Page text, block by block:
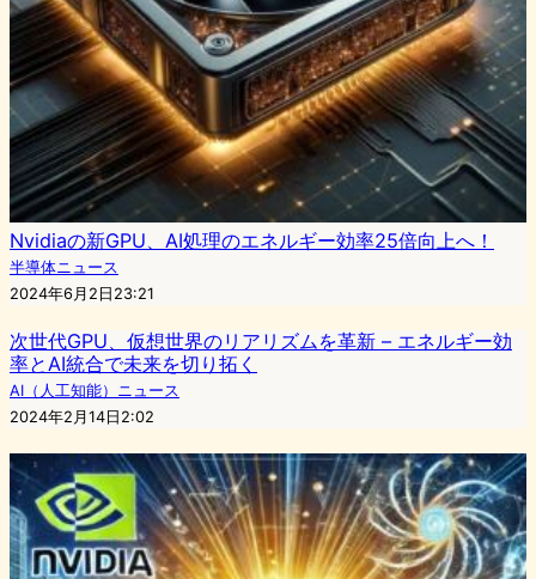
Nvidiaの新GPU、AI処理のエネルギー効率25倍向上へ！
半導体ニュース
2024年6月2日23:21
次世代GPU、仮想世界のリアリズムを革新 – エネルギー効
率とAI統合で未来を切り拓く
AI（人工知能）ニュース
2024年2月14日2:02